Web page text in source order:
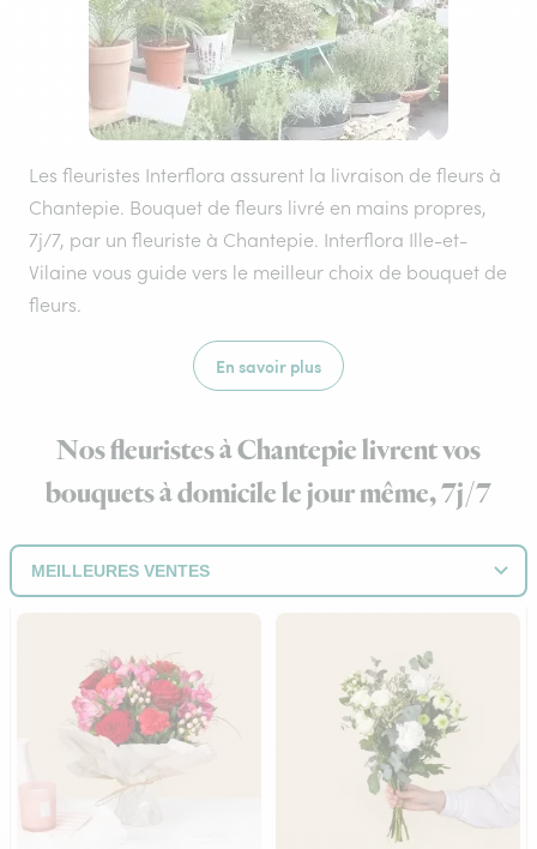
Les fleuristes Interflora assurent la livraison de fleurs à
Chantepie. Bouquet de fleurs livré en mains propres,
7j/7, par un fleuriste à Chantepie. Interflora Ille-et-
Vilaine vous guide vers le meilleur choix de bouquet de
fleurs.
En savoir plus
Nos fleuristes à Chantepie livrent vos
bouquets à domicile le jour même, 7j/7